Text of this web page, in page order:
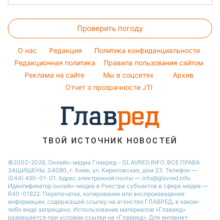
Алла Пугачева
Максим Галкин
Настя Каменских
Виталий Козловский
Потап
София Ротару
Новости моды
Советы от Андре Тана
Женские стрижки
Новости Львова
Новости Полтавы
Новости Днепра
Новости Сум
Новости Тернополя
Новости Черкассы
Новости Одессы
Тесты по картинке
Оптические иллюзии
Народные приметы
Все о шоу-бизнесе
Проверить погоду
O нас Редакция
Политика конфиденциальности
Редакционная политика
Правила пользования сайтом
Реклама на сайте
Мы в соцсетях
Архив
Отчет о прозрачности JTI
ТВОЙ ИСТОЧНИК НОВОСТЕЙ
©2002-2026, Онлайн-медиа Главред - GLAVRED.INFO. ВСЕ ПРАВА
ЗАЩИЩЕНЫ. 04080, г. Киев, ул. Кириловская, дом 23. Телефон —
(044) 490-01-01. Адрес электронной почты — info@glavred.info.
Идентификатор онлайн-медиа в Реестре cубъектов в сфере медиа —
R40-01822. Перепечатка, копирование или воспроизведение
информации, содержащей ссылку на агенство ГЛАВРЕД, в каком-
либо виде запрещено. Использование материалов «Главред»
разрешается при условии ссылки на «Главред». Для интернет-